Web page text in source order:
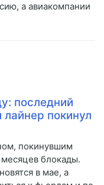
а авиакомпании
последний
покинул
покинувшим
блокады.
в мае, а